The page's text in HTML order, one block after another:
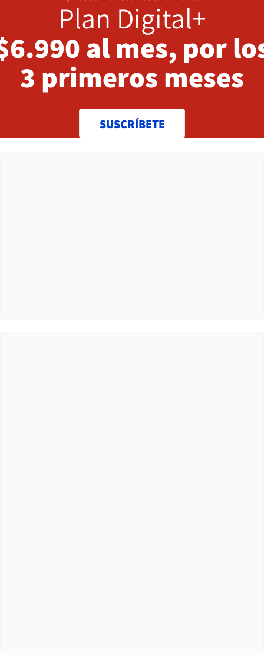
Plan Digital+
al mes, por
3 primeros meses
SUSCRÍBETE